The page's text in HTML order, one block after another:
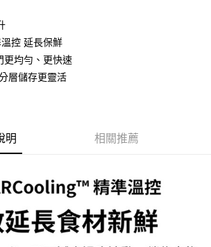
含以上)免運費
(大家電需貨到付款服務 請電洽0977103621)
控 延長保鮮
均勻、更快速
層儲存更靈活
明 相關推薦